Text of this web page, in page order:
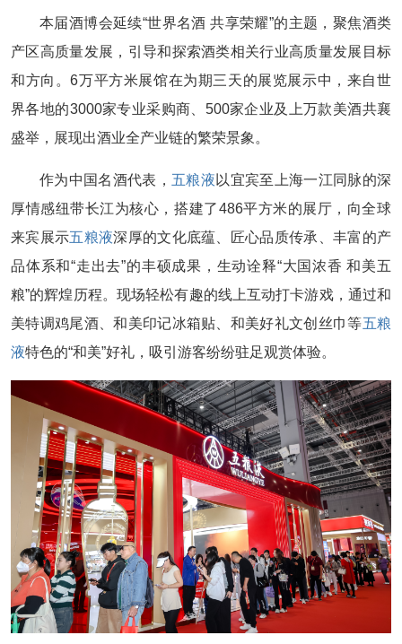
本届酒博会延续“世界名酒 共享荣耀”的主题，聚焦酒类
产区高质量发展，引导和探索酒类相关行业高质量发展目标
和方向。6万平方米展馆在为期三天的展览展示中，来自世
界各地的3000家专业采购商、500家企业及上万款美酒共襄
盛举，展现出酒业全产业链的繁荣景象。
作为中国名酒代表， 五粮液 以宜宾至上海一江同脉的深
厚情感纽带长江为核心，搭建了486平方米的展厅，向全球
来宾展示五粮液深厚的文化底蕴、匠心品质传承、丰富的产
品体系和“走出去”的丰硕成果，生动诠释“大国浓香 和美五
粮”的辉煌历程。现场轻松有趣的线上互动打卡游戏，通过和
美特调鸡尾酒、和美印记冰箱贴、和美好礼文创丝巾等五粮
液特色的“和美”好礼，吸引游客纷纷驻足观赏体验。